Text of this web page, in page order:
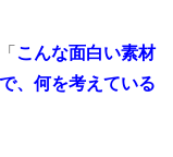
こんな面白い素材
、何を考えている